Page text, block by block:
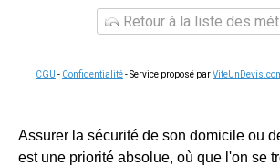
Retour à la liste des
CGU - Confidentialité- Service proposé par
Assurer la sécurité de son domicile ou
est une priorité absolue, où que l'on se